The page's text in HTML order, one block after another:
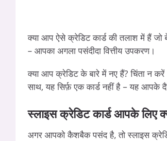
क्या आप ऐसे क्रेडिट कार्ड की तलाश में हैं जो
– आपका अगला पसंदीदा वित्तीय उपकरण।
क्या आप क्रेडिट के बारे में नए हैं? चिंता न
साथ, यह सिर्फ़ एक कार्ड नहीं है – यह आपके
स्लाइस क्रेडिट कार्ड आपके लिए
अगर आपको कैशबैक पसंद है, तो स्लाइस